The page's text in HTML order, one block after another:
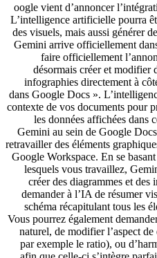
oogle vient d’annoncer
L’intelligence artificielle pourra
des visuels, mais aussi générer
Gemini arrive officiellement
faire officiellement
désormais créer et modifier
infographies directement à
dans Google Docs ».
contexte de vos documents pour
les données affichées dans
Gemini au sein de Google
retravailler des éléments
Google Workspace. En se
lesquels vous travaillez,
créer des diagrammes et
demander à l’IA de résumer
schéma récapitulant tous les
Vous pourrez également
naturel, de modifier l’aspect
par exemple le ratio), ou